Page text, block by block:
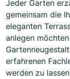
Jeder Garten
gemeinsam die
eleganten
anlegen
erfahrenen
werden zu